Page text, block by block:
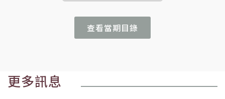
查看當期目錄
更多訊息